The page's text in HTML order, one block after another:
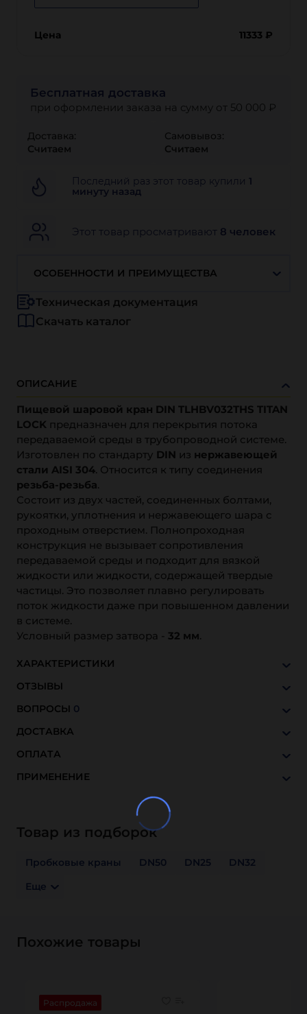
Цена 11333 ₽
Бесплатная доставка
при оформлении заказа на сумму от 50 000 ₽
Доставка:
Считаем
Самовывоз:
Считаем
Последний раз этот товар купили 1
минуту назад
Этот товар просматривают 8 человек
ОСОБЕННОСТИ И ПРЕИМУЩЕСТВА
Техническая документация
Скачать каталог
ОПИСАНИЕ
Пищевой шаровой кран DIN TLHBV032THS TITAN
LOCK предназначен для перекрытия потока
передаваемой среды в трубопроводной системе.
Изготовлен по стандарту DIN из нержавеющей
стали AISI 304. Относится к типу соединения
резьба-резьба.
Состоит из двух частей, соединенных болтами,
рукоятки, уплотнения и нержавеющего шара с
проходным отверстием. Полнопроходная
конструкция не вызывает сопротивления
передаваемой среды и подходит для вязкой
жидкости или жидкости, содержащей твердые
частицы. Это позволяет плавно регулировать
поток жидкости даже при повышенном давлении
в системе.
Условный размер затвора - 32 мм.
ХАРАКТЕРИСТИКИ
ОТЗЫВЫ
ВОПРОСЫ 0
ДОСТАВКА
ОПЛАТА
ПРИМЕНЕНИЕ
Товар из подборок
Пробковые краны DN50 DN25
DN32
Еще
Похожие товары
Распродажа